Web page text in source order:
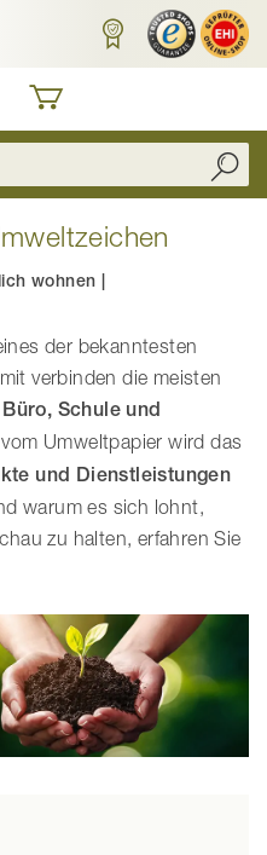
wohnen
der bekanntesten
verbinden die meisten
Schule und
Umweltpapier wird das
und Dienstleistungen
warum es sich lohnt,
zu halten, erfahren Sie